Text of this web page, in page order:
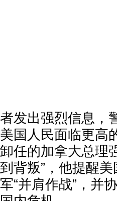
者发出强烈信息，
美国人民面临更高
卸任的加拿大总理
到背叛”，他提醒
军“并肩作战”，并